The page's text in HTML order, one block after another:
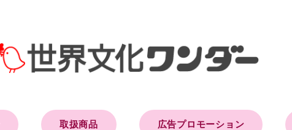
取扱商品 広告プロモーション